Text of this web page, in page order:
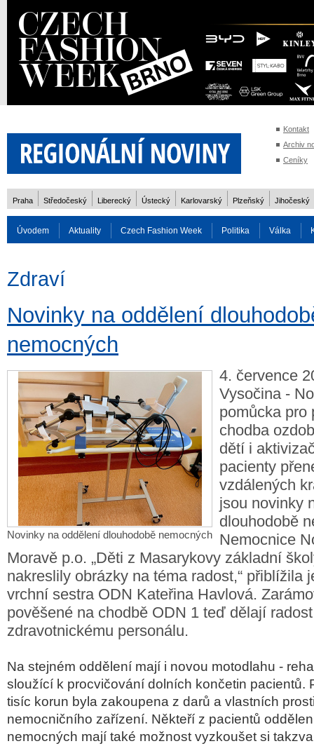
Kontakt
Archiv
Ceníky
Praha Středočeský Liberecký Ústecký Karlovarský Plzeňský Jihočeský
Úvodem Aktuality Czech Fashion Week Politika Válka
Zdraví
Novinky na oddělení
nemocných
Novinky na oddělení dlouhodobě nemocných
4. července
Vysočina -
pomůcka pro
chodba
dětí i
pacienty
vzdálených
jsou novinky
dlouhodobě
Nemocnice
Moravě p.o. „Děti z Masarykovy základní
nakreslily obrázky na téma radost,“ přiblížila
vrchní sestra ODN Kateřina Havlová.
pověšené na chodbě ODN 1 teď dělají
zdravotnickému personálu.
Na stejném oddělení mají i novou motodlahu -
sloužící k procvičování dolních končetin pacientů.
tisíc korun byla zakoupena z darů a vlastních
nemocničního zařízení. Někteří z pacientů
nemocných mají také možnost vyzkoušet si